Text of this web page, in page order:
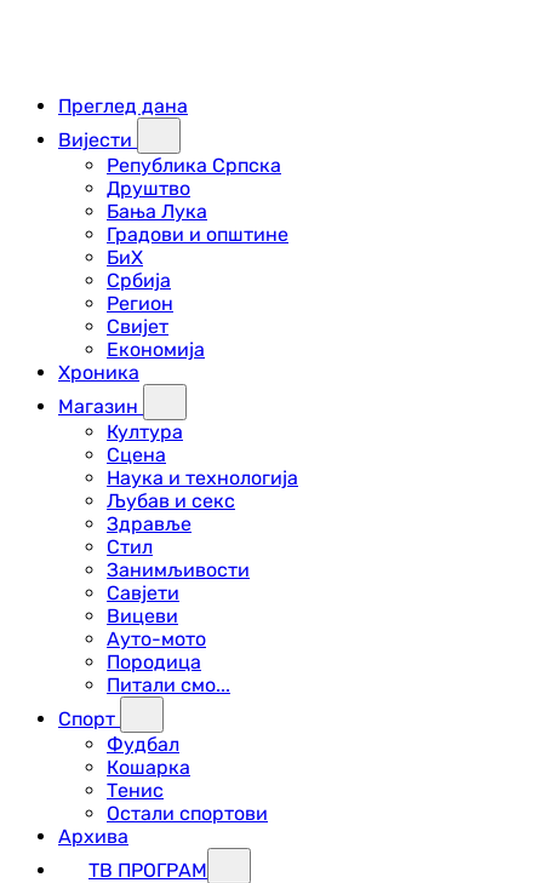
Преглед дана
Вијести
Република Српска
Друштво
Бања Лука
Градови и општине
БиХ
Србија
Регион
Свијет
Економија
Хроника
Магазин
Култура
Сцена
Наука и технологија
Љубав и секс
Здравље
Стил
Занимљивости
Савјети
Вицеви
Ауто-мото
Породица
Питали смо...
Спорт
Фудбал
Кошарка
Тенис
Остали спортови
Архива
ТВ ПРОГРАМ